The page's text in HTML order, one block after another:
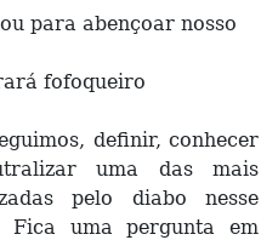
para abençoar nosso
fofoqueiro
definir, conhecer
uma das mais
pelo diabo nesse
uma pergunta em